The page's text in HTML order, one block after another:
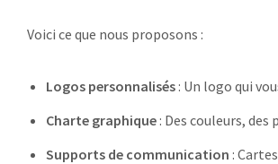
Voici ce que nous proposons :
Logos personnalisés: Un logo qui
Charte graphique: Des couleurs, des
Supports de communication :